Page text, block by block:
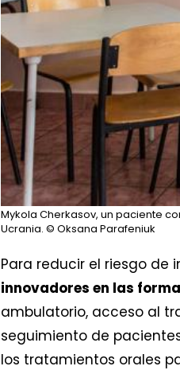
Mykola Cherkasov, un paciente
Ucrania. © Oksana Parafeniuk
Para reducir el riesgo de
innovadores en las
ambulatorio, acceso al
seguimiento de
los tratamientos orales